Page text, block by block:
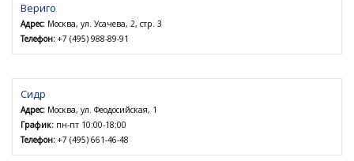
Вериго
Адрес: Москва, ул. Усачева, 2, стр. 3
Телефон: +7 (495) 988-89-91
Сидр
Адрес: Москва, ул. Феодосийская, 1
График: пн-пт 10:00-18:00
Телефон: +7 (495) 661-46-48